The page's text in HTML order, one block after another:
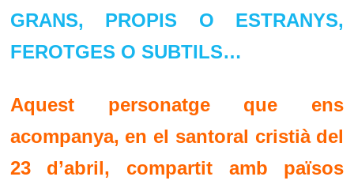
GRANS, PROPIS O ESTRANYS,
FEROTGES O SUBTILS…
Aquest personatge que ens
acompanya, en el santoral cristià del
23 d’abril, compartit amb països